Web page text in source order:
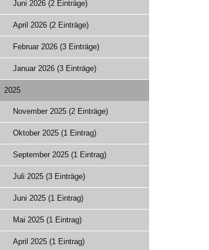
Juni 2026 (2 Einträge)
April 2026 (2 Einträge)
Februar 2026 (3 Einträge)
Januar 2026 (3 Einträge)
2025
November 2025 (2 Einträge)
Oktober 2025 (1 Eintrag)
September 2025 (1 Eintrag)
Juli 2025 (3 Einträge)
Juni 2025 (1 Eintrag)
Mai 2025 (1 Eintrag)
April 2025 (1 Eintrag)